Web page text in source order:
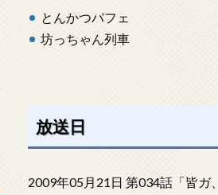
とんかつパフェ
坊っちゃん列車
放送日
2009年05月21日 第034話「皆ガ